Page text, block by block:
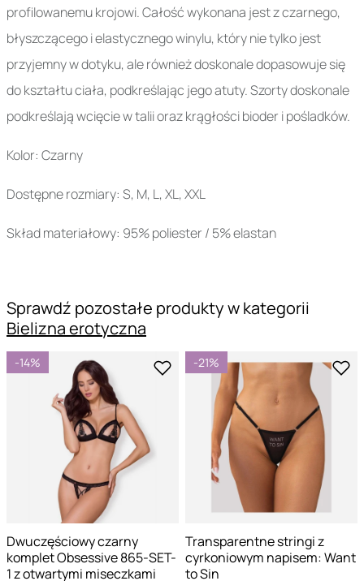
profilowanemu krojowi. Całość wykonana jest z czarnego,
błyszczącego i elastycznego winylu, który nie tylko jest
przyjemny w dotyku, ale również doskonale dopasowuje się
do kształtu ciała, podkreślając jego atuty. Szorty doskonale
podkreślają wcięcie w talii oraz krągłości bioder i pośladków.
Kolor: Czarny
Dostępne rozmiary: S, M, L, XL, XXL
Skład materiałowy: 95% poliester / 5% elastan
Sprawdź pozostałe produkty w kategorii
Bielizna erotyczna
-14%
Dwuczęściowy czarny
komplet Obsessive 865-SET-
1 z otwartymi miseczkami
-21%
Transparentne stringi z
cyrkoniowym napisem: Want
to Sin